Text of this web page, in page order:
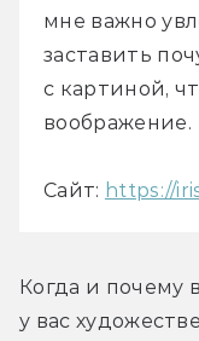
мне важно
заставить
с картиной,
воображение.
Сайт: https://
Когда и почему
у вас